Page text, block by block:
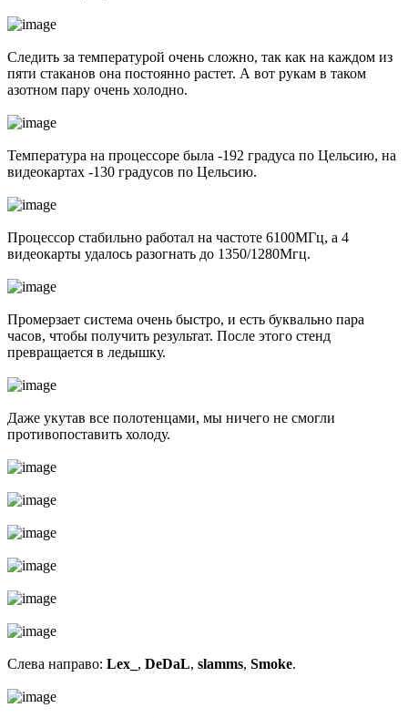
Следить за температурой очень сложно, так как на каждом из
пяти стаканов она постоянно растет. А вот рукам в таком
азотном пару очень холодно.
Температура на процессоре была -192 градуса по Цельсию, на
видеокартах -130 градусов по Цельсию.
Процессор стабильно работал на частоте 6100МГц, а 4
видеокарты удалось разогнать до 1350/1280Мгц.
Промерзает система очень быстро, и есть буквально пара
часов, чтобы получить результат. После этого стенд
превращается в ледышку.
Даже укутав все полотенцами, мы ничего не смогли
противопоставить холоду.
Слева направо: Lex_ , DeDaL, slamms, Smoke.